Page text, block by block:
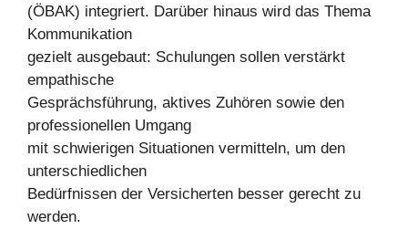
(ÖBAK) integriert. Darüber hinaus wird das Thema
Kommunikation
gezielt ausgebaut: Schulungen sollen verstärkt
empathische
Gesprächsführung, aktives Zuhören sowie den
professionellen Umgang
mit schwierigen Situationen vermitteln, um den
unterschiedlichen
Bedürfnissen der Versicherten besser gerecht zu
werden.